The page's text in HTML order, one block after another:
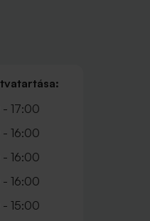
17:00
16:00
16:00
16:00
15:00